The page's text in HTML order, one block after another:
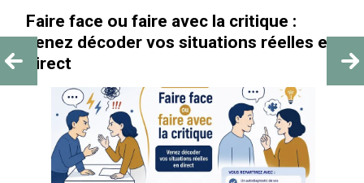
Faire face ou faire avec la critique :
venez décoder vos situations réelles en
direct